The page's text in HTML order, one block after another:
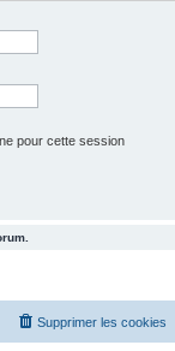
pour cette session
Supprimer les cookies